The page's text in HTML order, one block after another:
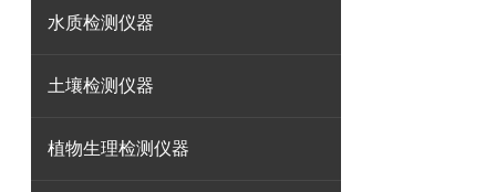
水质检测仪器
土壤检测仪器
植物生理检测仪器